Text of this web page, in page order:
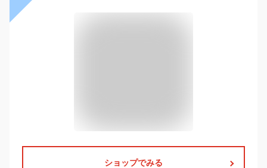
ショップでみる